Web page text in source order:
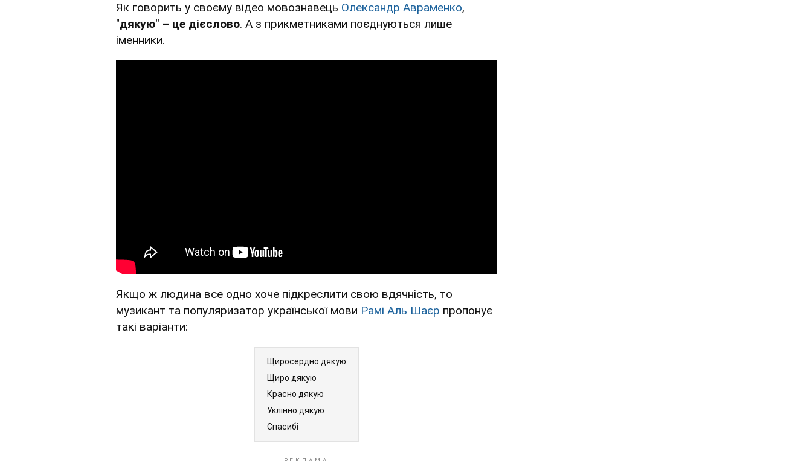
Як говорить у своєму відео мовознавець Олександр Авраменко,
"дякую" – це дієслово. А з прикметниками поєднуються лише
іменники.
Якщо ж людина все одно хоче підкреслити свою вдячність, то
музикант та популяризатор української мови Рамі Аль Шаєр пропонує
такі варіанти:
Щиросердно дякую
Щиро дякую
Красно дякую
Уклінно дякую
Спасибі